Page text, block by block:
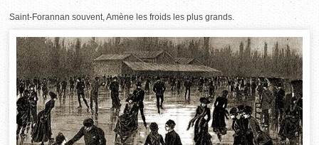
Saint-Forannan souvent, Amène les froids les plus grands.